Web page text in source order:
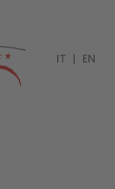
IT EN